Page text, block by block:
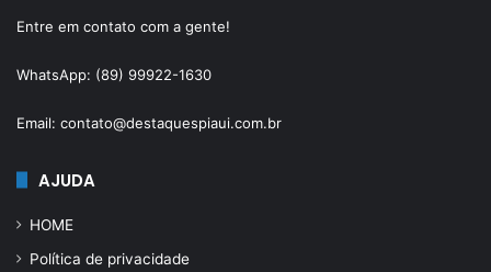
Entre em contato com a gente!
WhatsApp: (89) 99922-1630
Email: contato@destaquespiaui.com.br
AJUDA
HOME
Política de privacidade